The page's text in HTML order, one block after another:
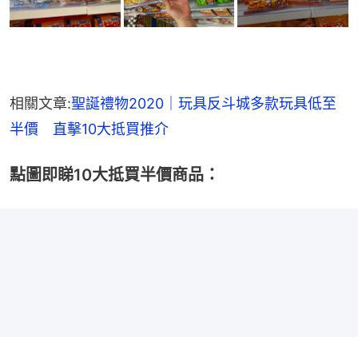
相關文章:聖誕禮物2020｜玩具反斗城多款玩具低至
半價　直擊10大抵買推介
點圖即睇10大抵買半價商品：